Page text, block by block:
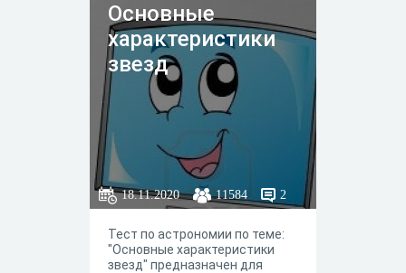
Основные
характеристики
звезд
18.11.2020 11584 2
Тест по астрономии по теме:
"Основные характеристики
звезд" предназначен для